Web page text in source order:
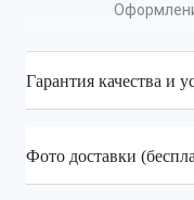
Гарантия качества и
Фото доставки